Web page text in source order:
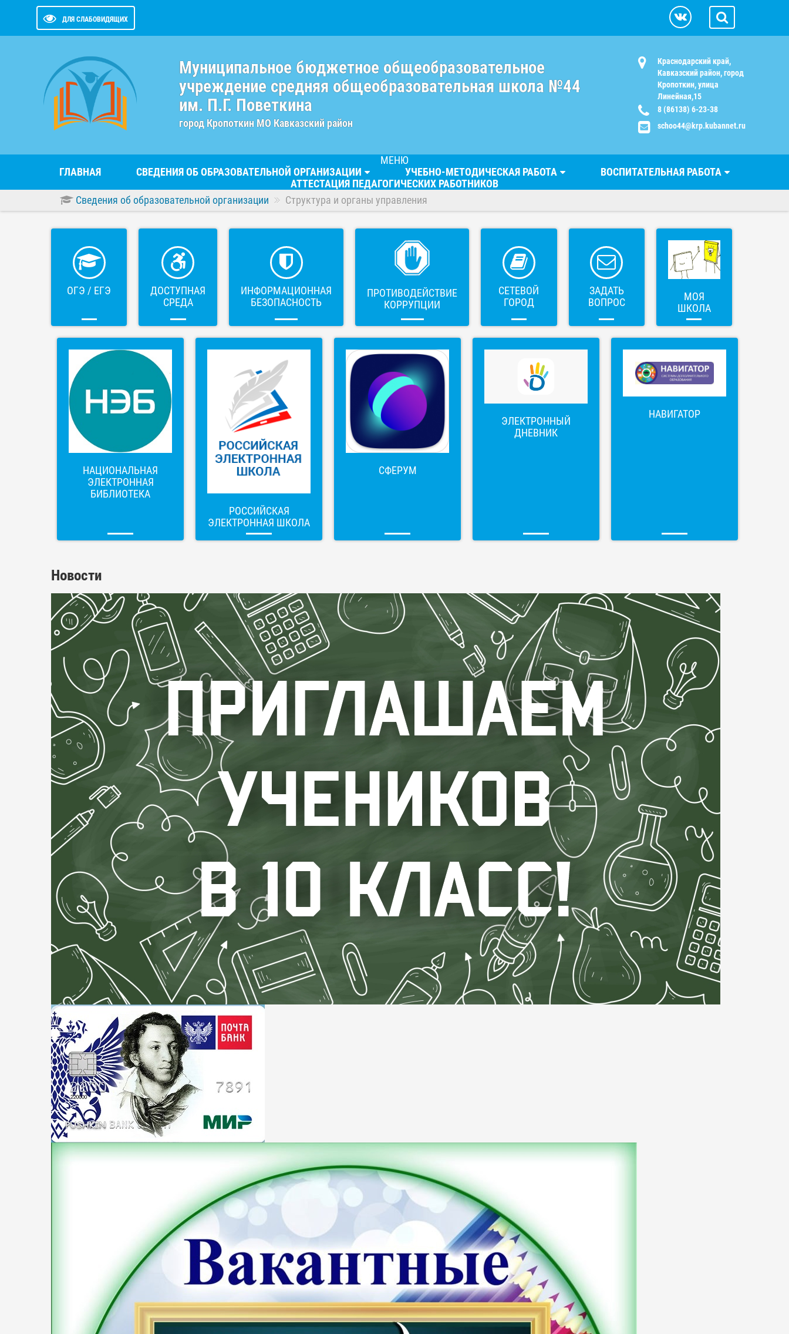
ДЛЯ СЛАБОВИДЯЩИХ
Муниципальное бюджетное общеобразовательное
учреждение средняя общеобразовательная школа №44
им. П.Г. Поветкина
город Кропоткин МО Кавказский район
Краснодарский край,
Кавказский район, город
Кропоткин, улица
Линейная,15
8 (86138) 6-23-38
schoo44@krp.kubannet.ru
МЕНЮ
ГЛАВНАЯ
СВЕДЕНИЯ ОБ ОБРАЗОВАТЕЛЬНОЙ ОРГАНИЗАЦИИ УЧЕБНО-МЕТОДИЧЕСКАЯ РАБОТА
ВОСПИТАТЕЛЬНАЯ РАБОТА
АТТЕСТАЦИЯ ПЕДАГОГИЧЕСКИХ РАБОТНИКОВ
Сведения об образовательной организации
Структура и органы управления
ОГЭ / ЕГЭ
ДОСТУПНАЯ
СРЕДА
ИНФОРМАЦИОННАЯ
БЕЗОПАСНОСТЬ
ПРОТИВОДЕЙСТВИЕ
КОРРУПЦИИ
СЕТЕВОЙ
ГОРОД
ЗАДАТЬ
ВОПРОС
МОЯ
ШКОЛА
НАЦИОНАЛЬНАЯ
ЭЛЕКТРОННАЯ
БИБЛИОТЕКА
РОССИЙСКАЯ
ЭЛЕКТРОННАЯ ШКОЛА
СФЕРУМ
ЭЛЕКТРОННЫЙ
ДНЕВНИК
НАВИГАТОР
Новости